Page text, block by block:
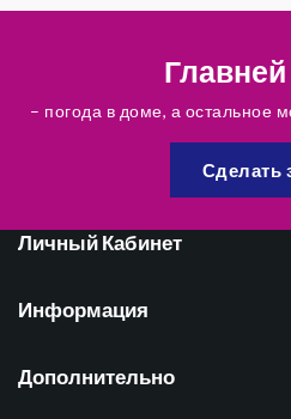
Главней
– погода в доме, а остальное
Сделать
Личный Кабинет
Информация
Дополнительно